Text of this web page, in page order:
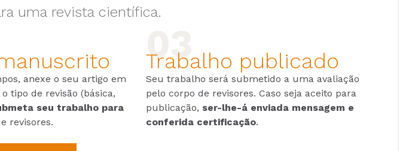
uma revista científica.
anexe o seu artigo em
o tipo de revisão (básica,
seu trabalho para
revisores.
Trabalho publicado
Seu trabalho será submetido a uma avaliação
pelo corpo de revisores. Caso seja aceito para
publicação, ser-lhe-á enviada mensagem e
conferida certificação.